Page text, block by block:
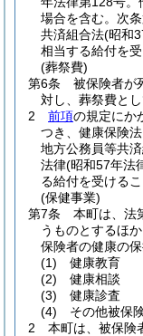
場合を含む。次
共済組合法(昭和
相当する給付を
(葬祭費)
第6条
被保険者が
対し、葬祭費と
2
前項の規定にか
つき、健康保険
地方公務員等共
法律(昭和57年法
る給付を受ける
(保健事業)
第7条
本町は、法
うものとするほ
保険者の健康の
(1)
健康教育
(2)
健康相談
(3)
健康診査
(4)
その他被保
2
本町は、被保険